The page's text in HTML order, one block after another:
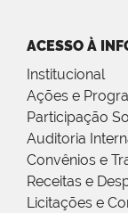
ACESSO À
Institucional
Ações e
Participação
Auditoria
Convênios e
Receitas e
Licitações e